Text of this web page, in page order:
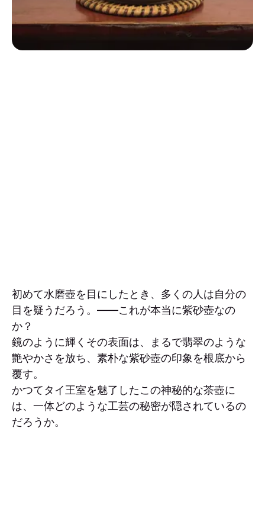
初めて水磨壺を目にしたとき、多くの人は自分の
目を疑うだろう。――これが本当に紫砂壺なの
か？
鏡のように輝くその表面は、まるで翡翠のような
艶やかさを放ち、素朴な紫砂壺の印象を根底から
覆す。
かつてタイ王室を魅了したこの神秘的な茶壺に
は、一体どのような工芸の秘密が隠されているの
だろうか。